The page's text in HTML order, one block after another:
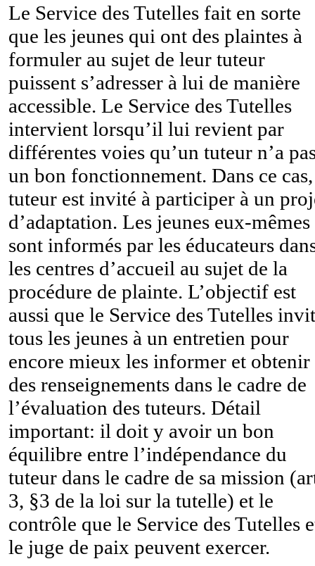
Le Service des Tutelles fait en sorte
que les jeunes qui ont des plaintes à
formuler au sujet de leur tuteur
puissent s’adresser à lui de manière
accessible. Le Service des Tutelles
intervient lorsqu’il lui revient par
différentes voies qu’un tuteur n’a
un bon fonctionnement. Dans ce
tuteur est invité à participer à un
d’adaptation. Les jeunes eux-mêmes
sont informés par les éducateurs
les centres d’accueil au sujet de la
procédure de plainte. L’objectif est
aussi que le Service des Tutelles
tous les jeunes à un entretien pour
encore mieux les informer et obtenir
des renseignements dans le cadre de
l’évaluation des tuteurs. Détail
important: il doit y avoir un bon
équilibre entre l’indépendance du
tuteur dans le cadre de sa mission
3, §3 de la loi sur la tutelle) et le
contrôle que le Service des Tutelles
le juge de paix peuvent exercer.